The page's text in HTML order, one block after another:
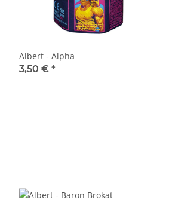
Albert - Alpha
3,50 € *